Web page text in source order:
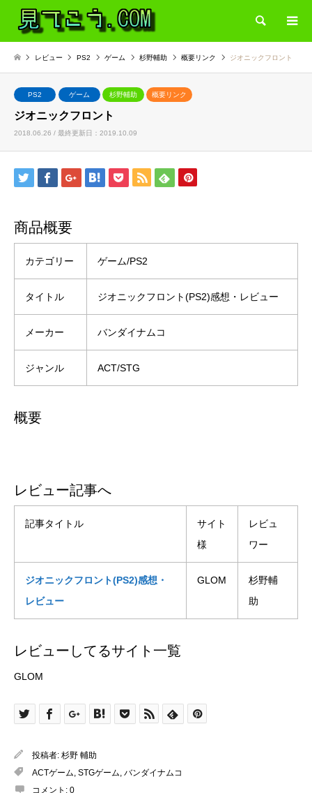
検索
レビュー PS2 ゲーム 杉野輔助 概要リンク ジオニックフロント
PS2 ゲーム 杉野輔助 概要リンク
ジオニックフロント
2018.06.26 / 最終更新日：2019.10.09
商品概要
カテゴリー ゲーム/PS2
タイトル ジオニックフロント(PS2)感想・レビュー
メーカー バンダイナムコ
ジャンル ACT/STG
概要
レビュー記事へ
記事タイトル
サイト
様
レビュ
ワー
ジオニックフロント(PS2)感想・
レビュー
GLOM
杉野輔
助
レビューしてるサイト一覧
GLOM
投稿者: 杉野 輔助
ACTゲーム STGゲーム バンダイナムコ
コメント: 0